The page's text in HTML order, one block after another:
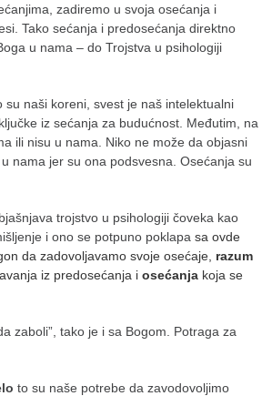
zadiremo u svoja osećanja i
Tako sećanja i predosećanja direktno
u nama – do Trojstva u psihologiji
naši koreni, svest je naš intelektualni
iz sećanja za budućnost. Međutim, na
ili nisu u nama. Niko ne može da objasni
nama jer su ona podsvesna. Osećanja su
trojstvo u psihologiji čoveka kao
i ono se potpuno poklapa sa ovde
da zadovoljavamo svoje osećaje, razum
iz predosećanja i osećanja koja se
zaboli”, tako je i sa Bogom. Potraga za
to su naše potrebe da zavodovoljimo